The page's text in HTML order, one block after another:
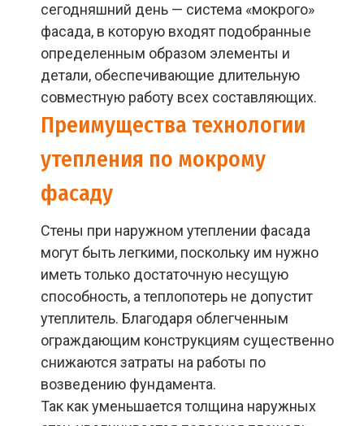
сегодняшний день — система «мокрого»
фасада, в которую входят подобранные
определенным образом элементы и
детали, обеспечивающие длительную
совместную работу всех составляющих.
Преимущества технологии
утепления по мокрому
фасаду
Стены при наружном утеплении фасада
могут быть легкими, поскольку им нужно
иметь только достаточную несущую
способность, а теплопотерь не допустит
утеплитель. Благодаря облегченным
ограждающим конструкциям существенно
снижаются затраты на работы по
возведению фундамента.
Так как уменьшается толщина наружных